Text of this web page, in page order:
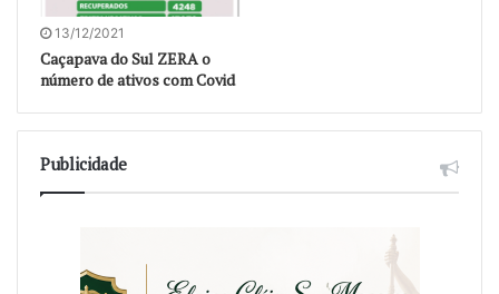
13/12/2021
Caçapava do Sul ZERA o
número de ativos com Covid
Publicidade